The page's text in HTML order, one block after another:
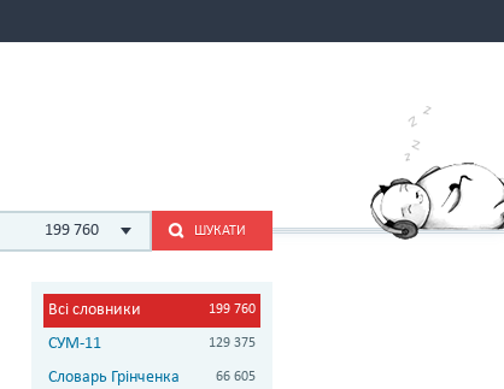
199 760 ШУКАТИ
Всі словники 199 760
СУМ-11 129 375
Словарь Грінченка 66 605